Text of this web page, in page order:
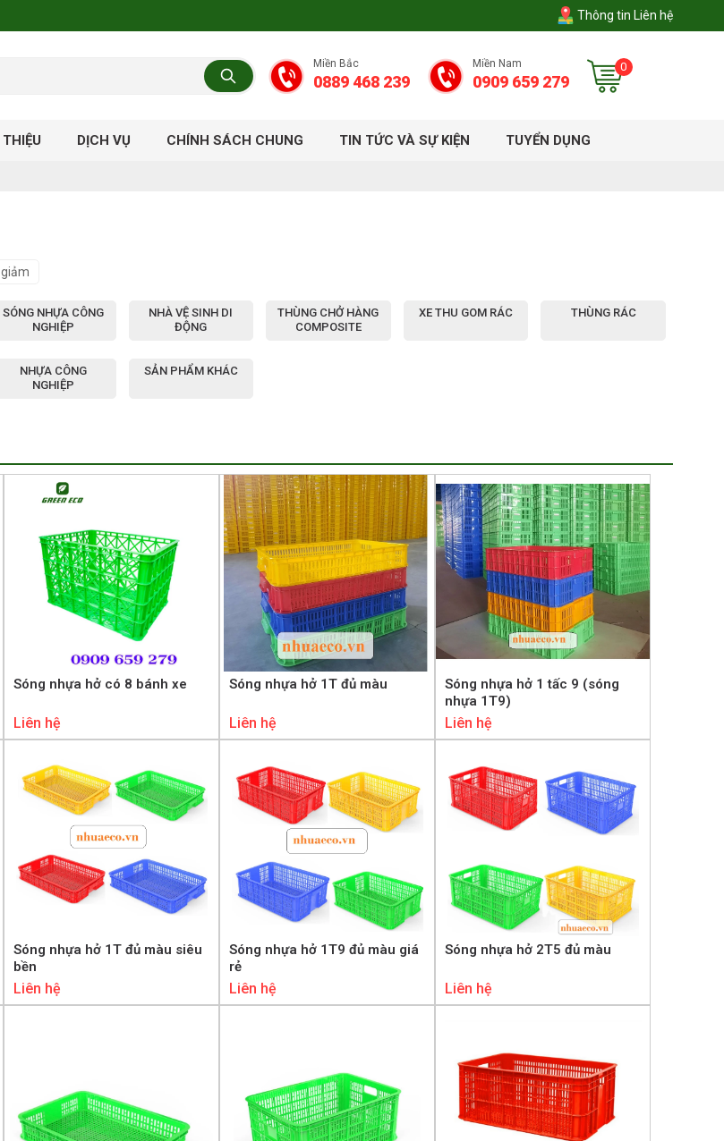
Thông tin Liên hệ
Miền Bắc
0889 468 239
Miền Nam
0909 659 279
0
DỊCH VỤ CHÍNH SÁCH CHUNG TIN TỨC VÀ SỰ KIỆN TUYỂN DỤNG
SÓNG NHỰA CÔNG
NGHIỆP
NHÀ VỆ SINH DI
ĐỘNG
THÙNG CHỞ HÀNG
COMPOSITE
XE THU GOM RÁC THÙNG RÁC
NHỰA CÔNG
NGHIỆP
SẢN PHẨM KHÁC
Sóng nhựa hở có 8 bánh xe
Liên hệ
Sóng nhựa hở 1T đủ màu
Liên hệ
Sóng nhựa hở 1 tấc 9 (sóng
nhựa 1T9)
Liên hệ
Sóng nhựa hở 1T đủ màu siêu
bền
Liên hệ
Sóng nhựa hở 1T9 đủ màu giá
rẻ
Liên hệ
Sóng nhựa hở 2T5 đủ màu
Liên hệ